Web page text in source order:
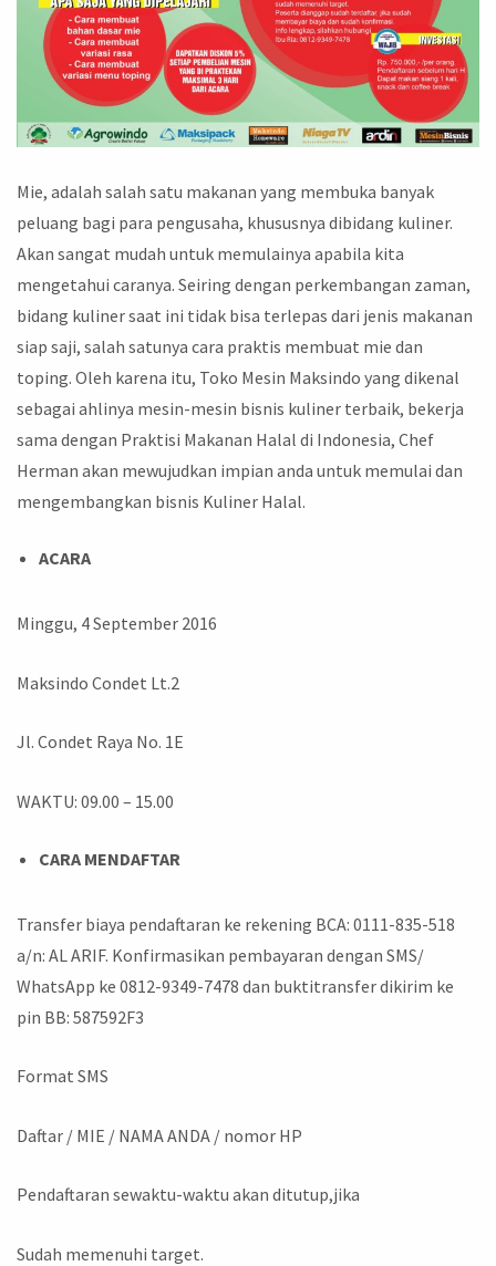
Mie, adalah salah satu makanan yang membuka banyak
peluang bagi para pengusaha, khususnya dibidang kuliner.
Akan sangat mudah untuk memulainya apabila kita
mengetahui caranya. Seiring dengan perkembangan zaman,
bidang kuliner saat ini tidak bisa terlepas dari jenis makanan
siap saji, salah satunya cara praktis membuat mie dan
toping. Oleh karena itu, Toko Mesin Maksindo yang dikenal
sebagai ahlinya mesin-mesin bisnis kuliner terbaik, bekerja
sama dengan Praktisi Makanan Halal di Indonesia, Chef
Herman akan mewujudkan impian anda untuk memulai dan
mengembangkan bisnis Kuliner Halal.
ACARA
Minggu, 4 September 2016
Maksindo Condet Lt.2
Jl. Condet Raya No. 1E
WAKTU: 09.00 – 15.00
CARA MENDAFTAR
Transfer biaya pendaftaran ke rekening BCA: 0111-835-518
a/n: AL ARIF. Konfirmasikan pembayaran dengan SMS/
WhatsApp ke 0812-9349-7478 dan buktitransfer dikirim ke
pin BB: 587592F3
Format SMS
Daftar / MIE / NAMA ANDA / nomor HP
Pendaftaran sewaktu-waktu akan ditutup,jika
Sudah memenuhi target.